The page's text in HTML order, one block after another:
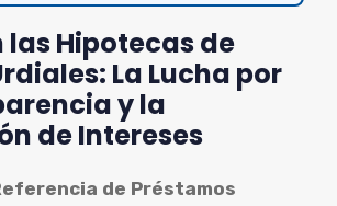
las Hipotecas de
La Lucha por
y la
de Intereses
de Préstamos